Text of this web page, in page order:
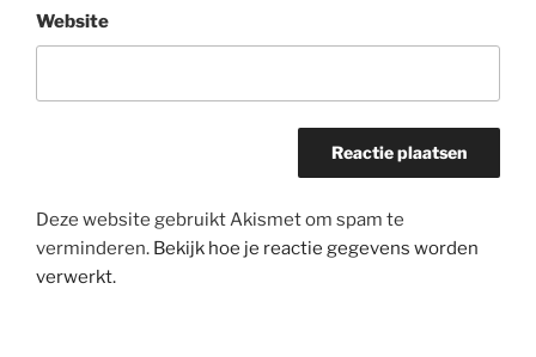
Website
Deze website gebruikt Akismet om spam te
verminderen. Bekijk hoe je reactie gegevens worden
verwerkt.